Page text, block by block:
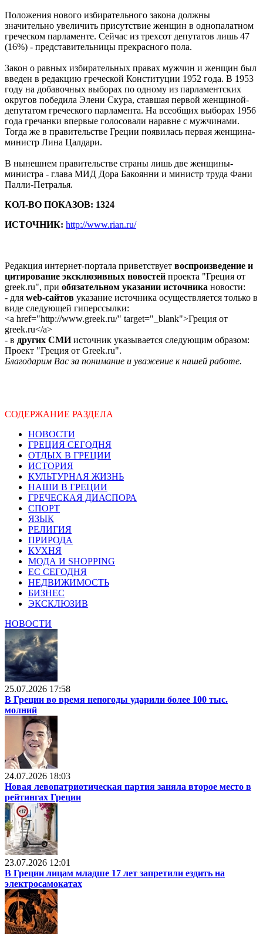
Положения нового избирательного закона должны
значительно увеличить присутствие женщин в однопалатном
греческом парламенте. Сейчас из трехсот депутатов лишь 47
(16%) - представительницы прекрасного пола.
Закон о равных избирательных правах мужчин и женщин был
введен в редакцию греческой Конституции 1952 года. В 1953
году на добавочных выборах по одному из парламентских
округов победила Элени Скура, ставшая первой женщиной-
депутатом греческого парламента. На всеобщих выборах 1956
года гречанки впервые голосовали наравне с мужчинами.
Тогда же в правительстве Греции появилась первая женщина-
министр Лина Цалдари.
В нынешнем правительстве страны лишь две женщины-
министра - глава МИД Дора Бакоянни и министр труда Фани
Палли-Петралья.
КОЛ-ВО ПОКАЗОВ: 1324
ИСТОЧНИК: http://www.rian.ru/
Редакция интернет-портала приветствует воспроизведение и
цитирование эксклюзивных новостей проекта "Греция от
greek.ru", при обязательном указании источника новости:
- для web-сайтов указание источника осуществляется только в
виде следующей гиперссылки:
<a href="http://www.greek.ru/" target="_blank">Греция от
greek.ru</a>
- в других СМИисточник указывается следующим образом:
Проект "Греция от Greek.ru".
Благодарим Вас за понимание и уважение к нашей работе.
СОДЕРЖАНИЕ РАЗДЕЛА
НОВОСТИ
ГРЕЦИЯ СЕГОДНЯ
ОТДЫХ В ГРЕЦИИ
ИСТОРИЯ
КУЛЬТУРНАЯ ЖИЗНЬ
НАШИ В ГРЕЦИИ
ГРЕЧЕСКАЯ ДИАСПОРА
СПОРТ
ЯЗЫК
РЕЛИГИЯ
ПРИРОДА
КУХНЯ
МОДА И SHOPPING
ЕС СЕГОДНЯ
НЕДВИЖИМОСТЬ
БИЗНЕС
ЭКСКЛЮЗИВ
НОВОСТИ
25.07.2026 17:58
В Греции во время непогоды ударили более 100 тыс.
молний
24.07.2026 18:03
Новая левопатриотическая партия заняла второе место в
рейтингах Греции
23.07.2026 12:01
В Греции лицам младше 17 лет запретили ездить на
электросамокатах